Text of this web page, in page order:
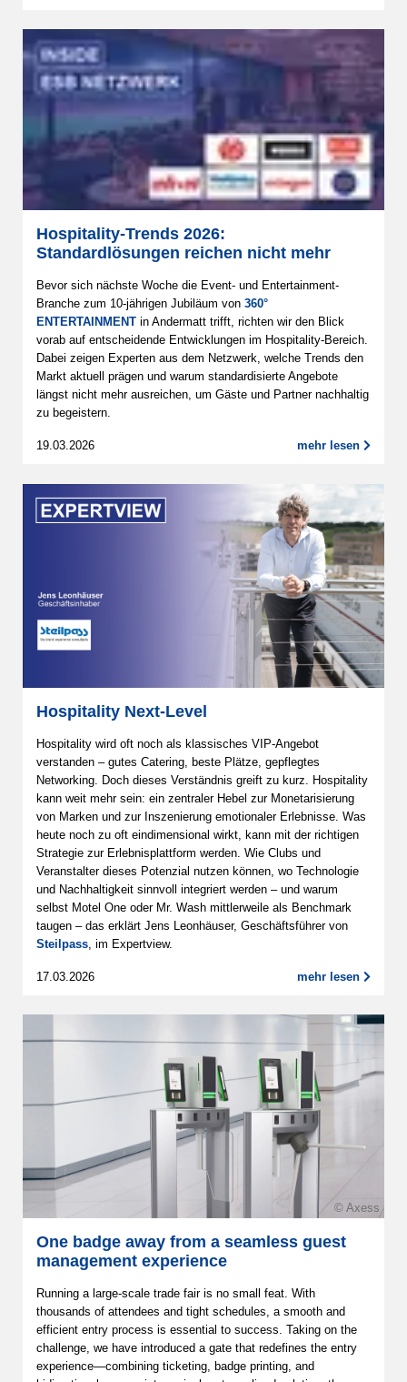
Hospitality-Trends 2026:
Standardlösungen reichen nicht mehr
Bevor sich nächste Woche die Event- und Entertainment-
Branche zum 10-jährigen Jubiläum von 360°
ENTERTAINMENT in Andermatt trifft, richten wir den Blick
vorab auf entscheidende Entwicklungen im Hospitality-Bereich.
Dabei zeigen Experten aus dem Netzwerk, welche Trends den
Markt aktuell prägen und warum standardisierte Angebote
längst nicht mehr ausreichen, um Gäste und Partner nachhaltig
zu begeistern.
19.03.2026 mehr lesen
Hospitality Next-Level
Hospitality wird oft noch als klassisches VIP-Angebot
verstanden – gutes Catering, beste Plätze, gepflegtes
Networking. Doch dieses Verständnis greift zu kurz. Hospitality
kann weit mehr sein: ein zentraler Hebel zur Monetarisierung
von Marken und zur Inszenierung emotionaler Erlebnisse. Was
heute noch zu oft eindimensional wirkt, kann mit der richtigen
Strategie zur Erlebnisplattform werden. Wie Clubs und
Veranstalter dieses Potenzial nutzen können, wo Technologie
und Nachhaltigkeit sinnvoll integriert werden – und warum
selbst Motel One oder Mr. Wash mittlerweile als Benchmark
taugen – das erklärt Jens Leonhäuser, Geschäftsführer von
Steilpass , im Expertview.
17.03.2026 mehr lesen
© Axess
One badge away from a seamless guest
management experience
Running a large-scale trade fair is no small feat. With
thousands of attendees and tight schedules, a smooth and
efficient entry process is essential to success. Taking on the
challenge, we have introduced a gate that redefines the entry
experience—combining ticketing, badge printing, and